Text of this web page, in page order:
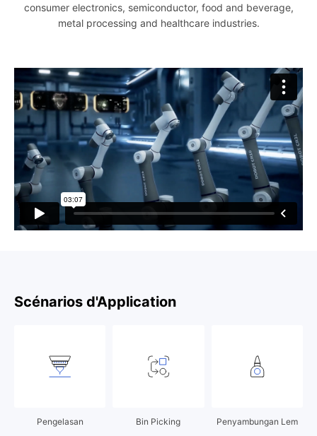
consumer electronics, semiconductor, food and beverage,
metal processing and healthcare industries.
Scénarios d'Application
Pengelasan Bin Picking Penyambungan Lem